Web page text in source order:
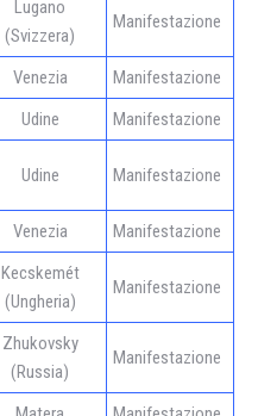
Lugano
(Svizzera)
Manifestazione
Venezia
Manifestazione
Udine Manifestazione
Udine Manifestazione
Venezia
Manifestazione
Kecskemét
(Ungheria)
Manifestazione
Zhukovsky
(Russia)
Manifestazione